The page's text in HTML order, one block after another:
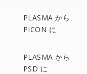
PLASMA から
PICON に
PLASMA から
PSD に